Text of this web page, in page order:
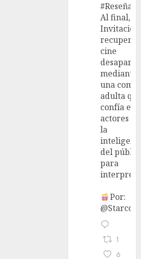
#Reseña
Al final,
recupera
cine
mediante
una
adulta
confía en
actores y
la
del
para
Por:
1
6